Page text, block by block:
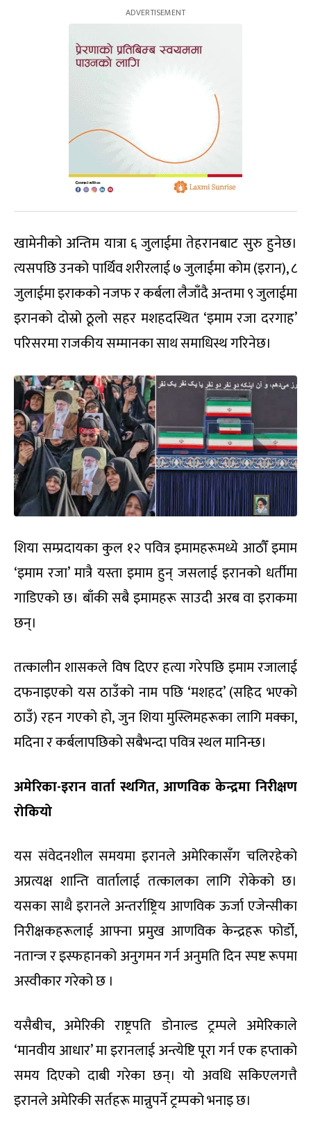
खामेनीको अन्तिम यात्रा ६ जुलाईमा तेहरानबाट सुरु हुनेछ।
त्यसपछि उनको पार्थिव शरीरलाई ७ जुलाईमा कोम (इरान), ८
जुलाईमा इराकको नजफ र कर्बला लैजाँदै अन्तमा ९ जुलाईमा
इरानको दोस्रो ठूलो सहर मशहदस्थित ‘इमाम रजा दरगाह’
परिसरमा राजकीय सम्मानका साथ समाधिस्थ गरिनेछ।
शिया सम्प्रदायका कुल १२ पवित्र इमामहरूमध्ये आठौँ इमाम
‘इमाम रजा’ मात्रै यस्ता इमाम हुन् जसलाई इरानको धर्तीमा
गाडिएको छ। बाँकी सबै इमामहरू साउदी अरब वा इराकमा
छन्।
तत्कालीन शासकले विष दिएर हत्या गरेपछि इमाम रजालाई
दफनाइएको यस ठाउँको नाम पछि ‘मशहद’ (सहिद भएको
ठाउँ) रहन गएको हो, जुन शिया मुस्लिमहरूका लागि मक्का,
मदिना र कर्बलापछिको सबैभन्दा पवित्र स्थल मानिन्छ।
अमेरिका-इरान वार्ता स्थगित, आणविक केन्द्रमा निरीक्षण
रोकियो
यस संवेदनशील समयमा इरानले अमेरिकासँग चलिरहेको
अप्रत्यक्ष शान्ति वार्तालाई तत्कालका लागि रोकेको छ।
यसका साथै इरानले अन्तर्राष्ट्रिय आणविक ऊर्जा एजेन्सीका
निरीक्षकहरूलाई आफ्ना प्रमुख आणविक केन्द्रहरू फोर्डो,
नतान्ज र इस्फहानको अनुगमन गर्न अनुमति दिन स्पष्ट रूपमा
अस्वीकार गरेको छ ।
यसैबीच, अमेरिकी राष्ट्रपति डोनाल्ड ट्रम्पले अमेरिकाले
‘मानवीय आधार’ मा इरानलाई अन्त्येष्टि पूरा गर्न एक हप्ताको
समय दिएको दाबी गरेका छन्। यो अवधि सकिएलगत्तै
इरानले अमेरिकी सर्तहरू मान्नुपर्ने ट्रम्पको भनाइ छ।